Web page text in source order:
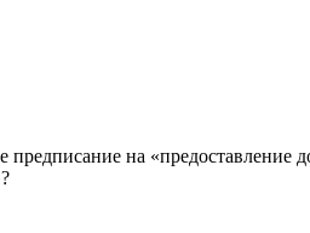
предписание на